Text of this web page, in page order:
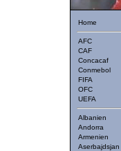
Home
AFC
CAF
Concacaf
Conmebol
FIFA
OFC
UEFA
Albanien
Andorra
Armenien
Aserbajdsjan